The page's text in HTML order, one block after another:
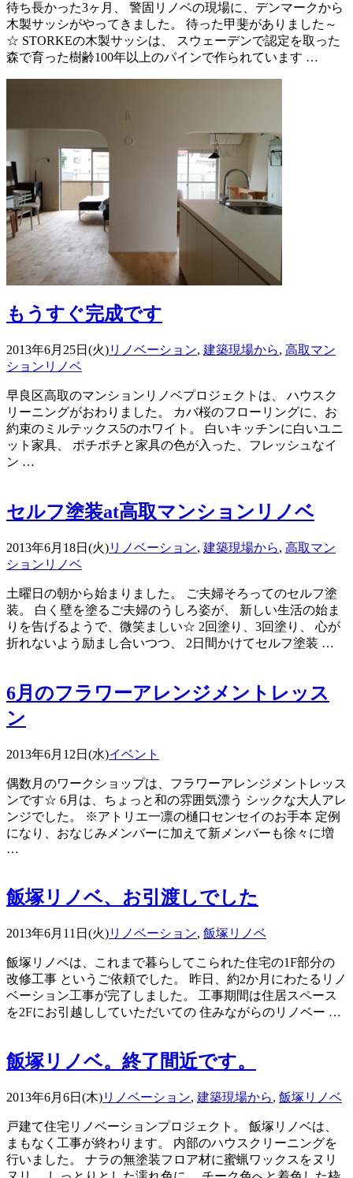
待ち長かった3ヶ月、 警固リノベの現場に、デンマークから
木製サッシがやってきました。 待った甲斐がありました～
☆ STORKEの木製サッシは、 スウェーデンで認定を取った
森で育った樹齢100年以上のパインで作られています …
もうすぐ完成です
2013年6月25日(火)リノベーション, 建築現場から, 高取マン
ションリノベ
早良区高取のマンションリノベプロジェクトは、 ハウスク
リーニングがおわりました。 カバ桜のフローリングに、お
約束のミルテックス5のホワイト。 白いキッチンに白いユニ
ット家具、 ポチポチと家具の色が入った、フレッシュなイ
ン …
セルフ塗装at高取マンションリノベ
2013年6月18日(火)リノベーション, 建築現場から, 高取マン
ションリノベ
土曜日の朝から始まりました。 ご夫婦そろってのセルフ塗
装。 白く壁を塗るご夫婦のうしろ姿が、 新しい生活の始ま
りを告げるようで、微笑ましい☆ 2回塗り、3回塗り、 心が
折れないよう励まし合いつつ、 2日間かけてセルフ塗装 …
6月のフラワーアレンジメントレッス
ン
2013年6月12日(水)イベント
偶数月のワークショップは、フラワーアレンジメントレッス
ンです☆ 6月は、ちょっと和の雰囲気漂う シックな大人アレ
ンジでした。 ※アトリエ一凛の樋口センセイのお手本 定例
になり、おなじみメンバーに加えて新メンバーも徐々に増
…
飯塚リノベ、お引渡しでした
2013年6月11日(火)リノベーション, 飯塚リノベ
飯塚リノベは、これまで暮らしてこられた住宅の1F部分の
改修工事 というご依頼でした。 昨日、約2か月にわたるリノ
ベーション工事が完了しました。 工事期間は住居スペース
を2Fにお引越ししていただいての 住みながらのリノベー …
飯塚リノベ。終了間近です。
2013年6月6日(木)リノベーション, 建築現場から, 飯塚リノベ
戸建て住宅リノベーションプロジェクト。 飯塚リノベは、
まもなく工事が終わります。 内部のハウスクリーニングを
行いました。 ナラの無塗装フロア材に蜜蝋ワックスをヌリ